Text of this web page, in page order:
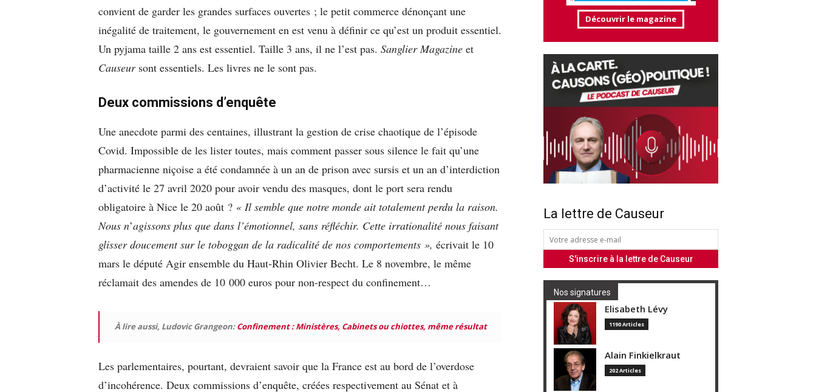
convient de garder les grandes surfaces ouvertes ; le petit commerce dénonçant une
inégalité de traitement, le gouvernement en est venu à définir ce qu’est un produit essentiel.
Un pyjama taille 2 ans est essentiel. Taille 3 ans, il ne l’est pas. Sanglier Magazine et
Causeursont essentiels. Les livres ne le sont pas.
Deux commissions d’enquête
Une anecdote parmi des centaines, illustrant la gestion de crise chaotique de l’épisode
Covid. Impossible de les lister toutes, mais comment passer sous silence le fait qu’une
pharmacienne niçoise a été condamnée à un an de prison avec sursis et un an d’interdiction
d’activité le 27 avril 2020 pour avoir vendu des masques, dont le port sera rendu
obligatoire à Nice le 20 août ? « Il semble que notre monde ait totalement perdu la raison.
Nous n’agissons plus que dans l’émotionnel, sans réfléchir. Cette irrationalité nous faisant
glisser doucement sur le toboggan de la radicalité de nos comportements », écrivait le 10
mars le député Agir ensemble du Haut-Rhin Olivier Becht. Le 8 novembre, le même
réclamait des amendes de 10 000 euros pour non-respect du confinement…
À lire aussi, Ludovic Grangeon:Confinement : Ministères, Cabinets ou chiottes, même résultat
Les parlementaires, pourtant, devraient savoir que la France est au bord de l’overdose
d’incohérence. Deux commissions d’enquête, créées respectivement au Sénat et à
Découvrir le magazine
La lettre de Causeur
Nos signatures
Elisabeth Lévy
1190 Articles
Alain Finkielkraut
202 Articles